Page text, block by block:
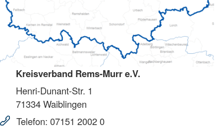
Kreisverband Rems-Murr e.V.
Henri-Dunant-Str. 1
71334Waiblingen
Telefon: 07151 2002 0